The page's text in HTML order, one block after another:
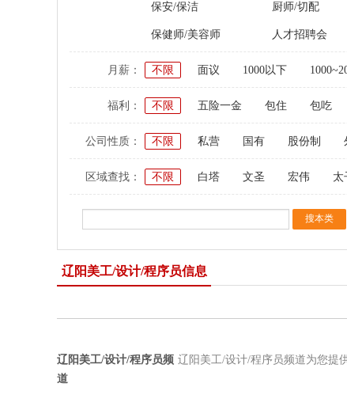
保安/保洁 厨师/切配
保健师/美容师 人才招聘会
月薪： 不限 面议 1000以下
福利： 不限 五险一金 包住 包吃
公司性质： 不限 私营 国有 股份制
区域查找： 不限 白塔 文圣 宏伟 太
辽阳美工/设计/程序员信息
辽阳美工/设计/程序员频
道
辽阳美工/设计/程序员频道为您提